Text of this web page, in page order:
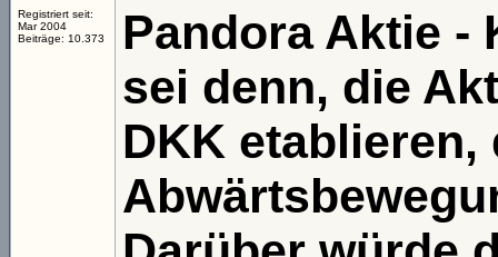
Registriert seit:
Mar 2004
Beiträge: 10.373
Pandora Aktie -
sei denn, die
DKK etablieren,